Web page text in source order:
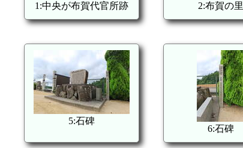
1:中央が布賀代官所跡 2:布賀の里
5:石碑
6:石碑